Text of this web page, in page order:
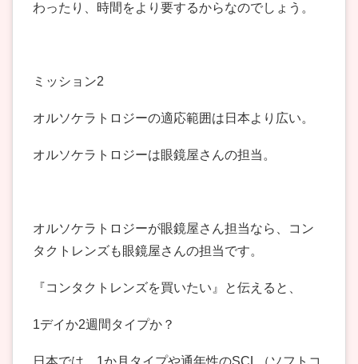
わったり、時間をより要するからなのでしょう。
ミッション2
オルソケラトロジーの適応範囲は日本より広い。
オルソケラトロジーは眼鏡屋さんの担当。
オルソケラトロジーが眼鏡屋さん担当なら、コン
タクトレンズも眼鏡屋さんの担当です。
『コンタクトレンズを買いたい』と伝えると、
1デイか2週間タイプか？